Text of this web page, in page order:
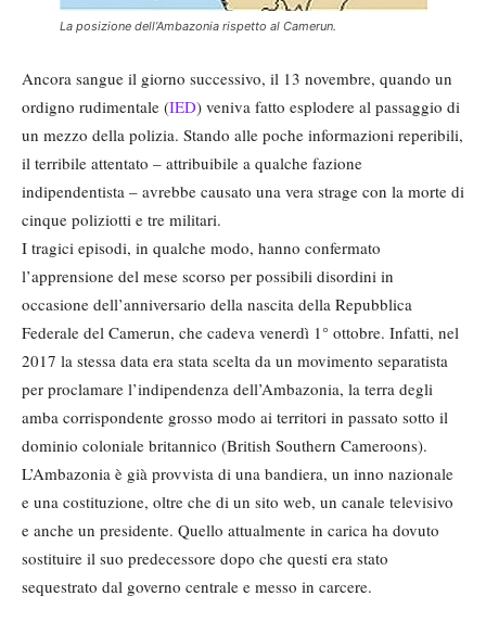
La posizione dell’Ambazonia rispetto al Camerun.
Ancora sangue il giorno successivo, il 13 novembre, quando un
ordigno rudimentale (IED) veniva fatto esplodere al passaggio di
un mezzo della polizia. Stando alle poche informazioni reperibili,
il terribile attentato – attribuibile a qualche fazione
indipendentista – avrebbe causato una vera strage con la morte di
cinque poliziotti e tre militari.
I tragici episodi, in qualche modo, hanno confermato
l’apprensione del mese scorso per possibili disordini in
occasione dell’anniversario della nascita della Repubblica
Federale del Camerun, che cadeva venerdì 1° ottobre. Infatti, nel
2017 la stessa data era stata scelta da un movimento separatista
per proclamare l’indipendenza dell’Ambazonia, la terra degli
amba corrispondente grosso modo ai territori in passato sotto il
dominio coloniale britannico (British Southern Cameroons).
L’Ambazonia è già provvista di una bandiera, un inno nazionale
e una costituzione, oltre che di un sito web, un canale televisivo
e anche un presidente. Quello attualmente in carica ha dovuto
sostituire il suo predecessore dopo che questi era stato
sequestrato dal governo centrale e messo in carcere.